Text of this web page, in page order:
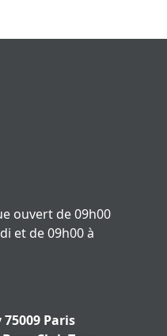
ouvert de 09h00
et de 09h00 à
Paris